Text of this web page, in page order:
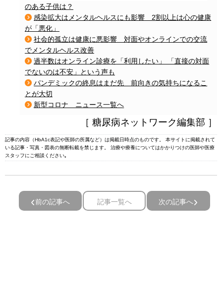
のある子供は？
感染拡大はメンタルヘルスにも影響 2割以上は心の健康
が「悪化」
社会的孤立は健康に悪影響 対面やオンラインでの交流
でメンタルヘルス改善
過半数はオンライン診療を「利用したい」 「直接の対面
でないのは不安」という声も
パンデミックの終息はまだ先 前向きの気持ちになるこ
とが大切
新型コロナ ニュース一覧へ
［ 糖尿病ネットワーク編集部 ］
記事の内容（HbA1c表記や医師の所属など）は掲載日時点のものです。 本サイトに掲載されて
いる記事・写真・図表の無断転載を禁じます。 治療や療養についてはかかりつけの医師や医療
スタッフにご相談ください｡
前の記事へ 記事一覧へ 次の記事へ